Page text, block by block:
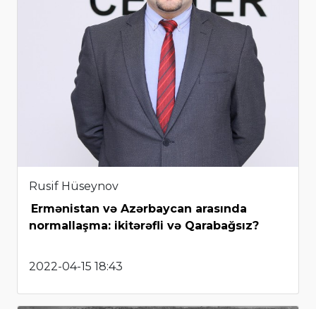
Rusif Hüseynov
Ermənistan və Azərbaycan arasında
normallaşma: ikitərəfli və Qarabağsız?
2022-04-15 18:43